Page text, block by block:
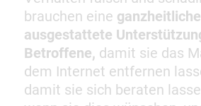
brauchen eine
ausgestattete
Betroffene, damit sie das
dem Internet entfernen
damit sie sich beraten